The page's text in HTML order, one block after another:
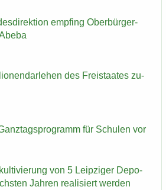
emp­fing Ober­bür­ger­
des Frei­staa­tes zu­
für Schu­len vor
von 5 Leip­zi­ger De­po­
Jah­ren rea­li­siert wer­den